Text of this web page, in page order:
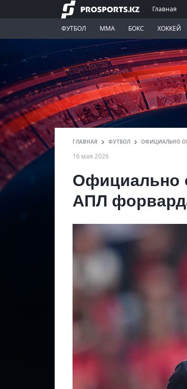
Главная
ФУТБОЛ ММА БОКС ХОККЕЙ
ГЛАВНАЯ ФУТБОЛ ОФИЦИАЛЬНО
16 мая 2026
Официально
АПЛ